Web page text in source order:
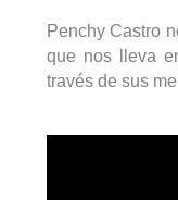
Penchy Castro
que nos lleva
través de sus